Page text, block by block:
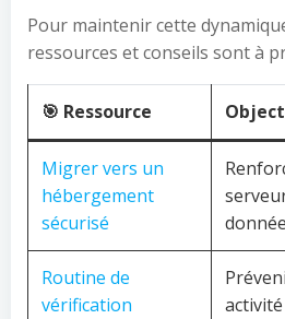
Pour maintenir cette
ressources et conseils sont à
🎯 Ressource
Migrer vers un
hébergement
sécurisé
Routine de
vérification